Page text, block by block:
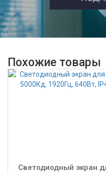
Похожие товары
Светодиодный экран